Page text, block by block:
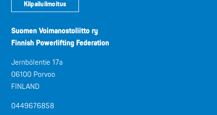
Kilpailuilmoitus
Suomen Voimanostoliitto ry
Finnish Powerlifting Federation
Jernbölentie 17a
06100 Porvoo
FINLAND
0449676858